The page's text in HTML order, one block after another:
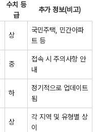
수치 등
급
추가 정보(비고)
상
국민주택, 민간아파
트 등
중
접속 시 주의사항 안
내
하
정기적으로 업데이트
됨
상
각 지역 및 유형별 상
이